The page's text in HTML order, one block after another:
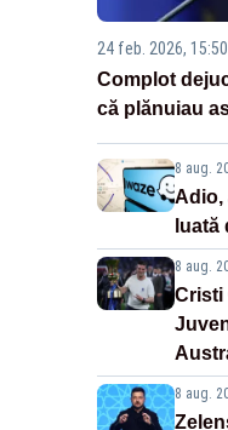
24 feb. 2026, 15:50
Complot
că plănuiau
8 aug.
Adio,
luată
8 aug.
Cristi
8 aug.